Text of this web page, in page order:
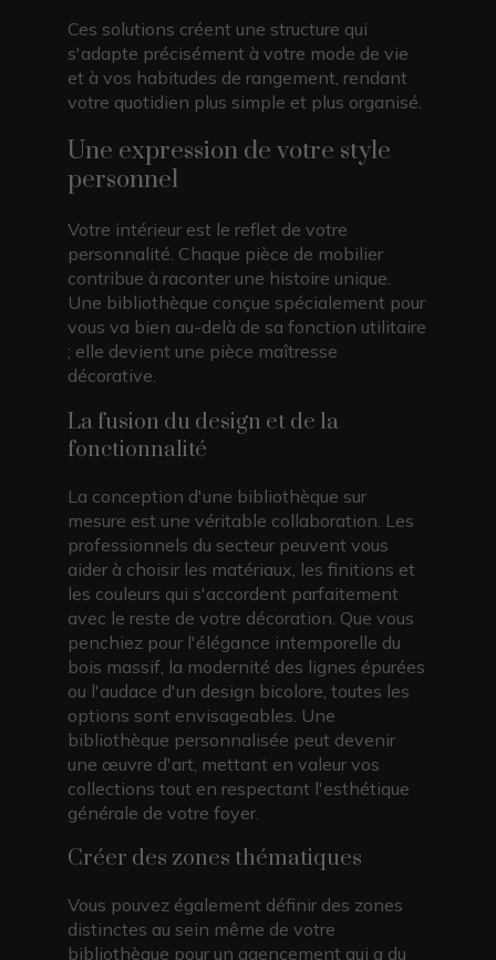
Ces solutions créent une structure qui
s'adapte précisément à votre mode de vie
et à vos habitudes de rangement, rendant
votre quotidien plus simple et plus organisé.
Une expression de votre style
personnel
Votre intérieur est le reflet de votre
personnalité. Chaque pièce de mobilier
contribue à raconter une histoire unique.
Une bibliothèque conçue spécialement pour
vous va bien au-delà de sa fonction utilitaire
; elle devient une pièce maîtresse
décorative.
La fusion du design et de la
fonctionnalité
La conception d'une bibliothèque sur
mesure est une véritable collaboration. Les
professionnels du secteur peuvent vous
aider à choisir les matériaux, les finitions et
les couleurs qui s'accordent parfaitement
avec le reste de votre décoration. Que vous
penchiez pour l'élégance intemporelle du
bois massif, la modernité des lignes épurées
ou l'audace d'un design bicolore, toutes les
options sont envisageables. Une
bibliothèque personnalisée peut devenir
une œuvre d'art, mettant en valeur vos
collections tout en respectant l'esthétique
générale de votre foyer.
Créer des zones thématiques
Vous pouvez également définir des zones
distinctes au sein même de votre
bibliothèque pour un agencement qui a du